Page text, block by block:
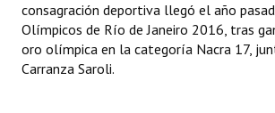
Ciudadano Ilustre - Registro
Banca del Vecino - Registro
consagración deportiva llegó el año
Olímpicos de Río de Janeiro 2016, tras
oro olímpica en la categoría Nacra 17,
Carranza Saroli.